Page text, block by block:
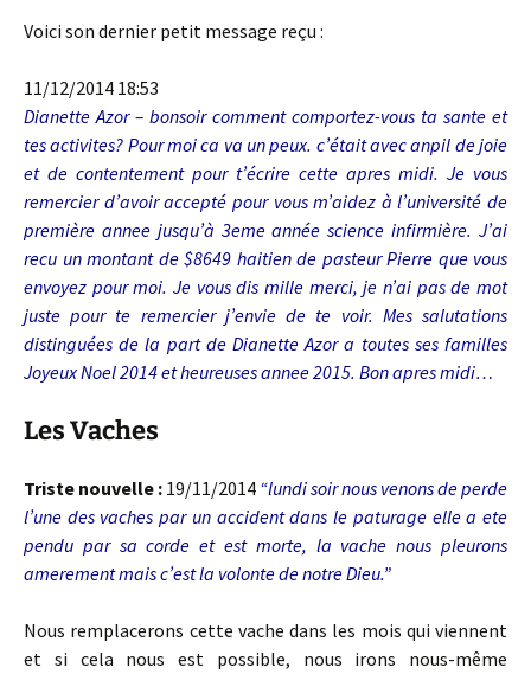
Voici son dernier petit message reçu :
11/12/2014 18:53
Dianette Azor – bonsoir comment comportez-vous ta sante et
tes activites? Pour moi ca va un peux. c’était avec anpil de joie
et de contentement pour t’écrire cette apres midi. Je vous
remercier d’avoir accepté pour vous m’aidez à l’université de
première annee jusqu’à 3eme année science infirmière. J’ai
recu un montant de $8649 haitien de pasteur Pierre que vous
envoyez pour moi. Je vous dis mille merci, je n’ai pas de mot
juste pour te remercier j’envie de te voir. Mes salutations
distinguées de la part de Dianette Azor a toutes ses familles
Joyeux Noel 2014 et heureuses annee 2015. Bon apres midi…
Les Vaches
Triste nouvelle : 19/11/2014 “lundi soir nous venons de perde
l’une des vaches par un accident dans le paturage elle a ete
pendu par sa corde et est morte, la vache nous pleurons
amerement mais c’est la volonte de notre Dieu.”
Nous remplacerons cette vache dans les mois qui viennent
et si cela nous est possible, nous irons nous-même